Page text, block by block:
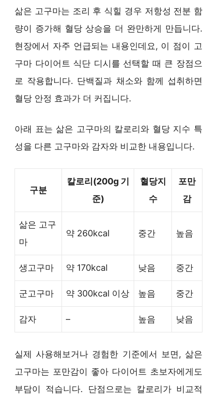
삶은 고구마는 조리 후 식힐 경우 저항성 전분 함
량이 증가해 혈당 상승을 더 완만하게 만듭니다.
현장에서 자주 언급되는 내용인데요, 이 점이 고
구마 다이어트 식단 디시를 선택할 때 큰 장점으
로 작용합니다. 단백질과 채소와 함께 섭취하면
혈당 안정 효과가 더 커집니다.
아래 표는 삶은 고구마의 칼로리와 혈당 지수 특
성을 다른 고구마와 감자와 비교한 내용입니다.
구분
칼로리(200g 기
준)
혈당지
수
포만
감
삶은 고구
마
약 260kcal 중간 높음
생고구마 약 170kcal 낮음 중간
군고구마 약 300kcal 이상 높음 중간
감자 – 높음 낮음
실제 사용해보거나 경험한 기준에서 보면, 삶은
고구마는 포만감이 좋아 다이어트 초보자에게도
부담이 적습니다. 단점으로는 칼로리가 비교적